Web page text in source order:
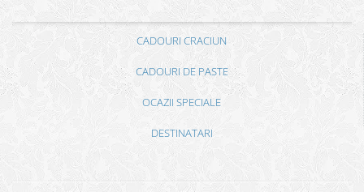
CADOURI CRACIUN
CADOURI DE PASTE
OCAZII SPECIALE
DESTINATARI